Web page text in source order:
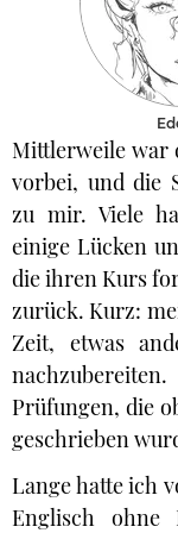
Mittlerweile war
vorbei, und die
zu mir. Viele
einige Lücken
die ihren Kurs
zurück. Kurz:
Zeit, etwas
Prüfungen, die
geschrieben
Lange hatte ich
Englisch ohne